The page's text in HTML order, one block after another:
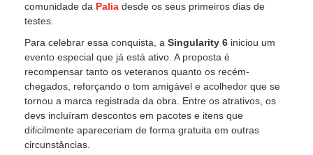
comunidade da Palia desde os seus primeiros dias de
testes.
Para celebrar essa conquista, a Singularity 6 iniciou um
evento especial que já está ativo. A proposta é
recompensar tanto os veteranos quanto os recém-
chegados, reforçando o tom amigável e acolhedor que se
tornou a marca registrada da obra. Entre os atrativos, os
devs incluíram descontos em pacotes e itens que
dificilmente apareceriam de forma gratuita em outras
circunstâncias.